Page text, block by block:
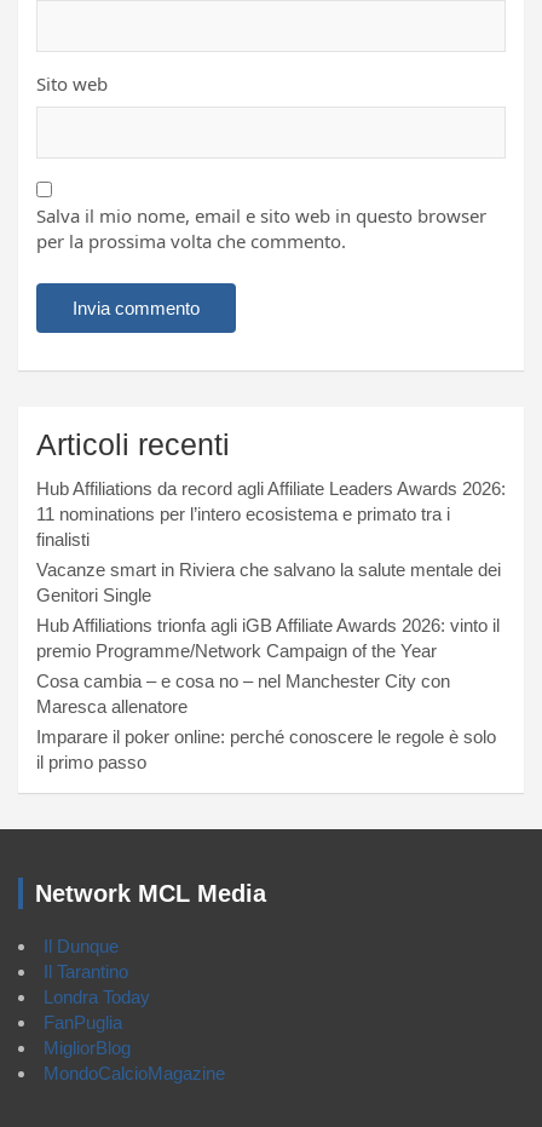
Sito web
Salva il mio nome, email e sito web in questo browser
per la prossima volta che commento.
Articoli recenti
Hub Affiliations da record agli Affiliate Leaders Awards 2026:
11 nominations per l’intero ecosistema e primato tra i
finalisti
Vacanze smart in Riviera che salvano la salute mentale dei
Genitori Single
Hub Affiliations trionfa agli iGB Affiliate Awards 2026: vinto il
premio Programme/Network Campaign of the Year
Cosa cambia – e cosa no – nel Manchester City con
Maresca allenatore
Imparare il poker online: perché conoscere le regole è solo
il primo passo
Network MCL Media
Il Dunque
Il Tarantino
Londra Today
FanPuglia
MigliorBlog
MondoCalcioMagazine